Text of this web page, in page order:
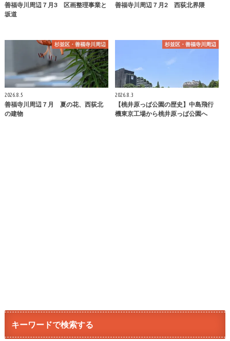
善福寺川周辺７月3 区画整理事業と
坂道
善福寺川周辺７月2 西荻北界隈
杉並区・善福寺川周辺
2026.8.5
善福寺川周辺７月 夏の花、西荻北
の建物
杉並区・善福寺川周辺
2026.8.3
【桃井原っぱ公園の歴史】中島飛行
機東京工場から桃井原っぱ公園へ
キーワードで検索する